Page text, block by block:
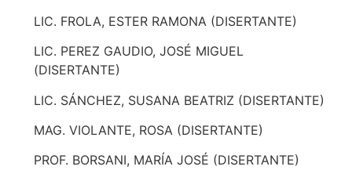
LIC. FROLA, ESTER RAMONA (DISERTANTE)
LIC. PEREZ GAUDIO, JOSÉ MIGUEL
(DISERTANTE)
LIC. SÁNCHEZ, SUSANA BEATRIZ (DISERTANTE)
MAG. VIOLANTE, ROSA (DISERTANTE)
PROF. BORSANI, MARÍA JOSÉ (DISERTANTE)